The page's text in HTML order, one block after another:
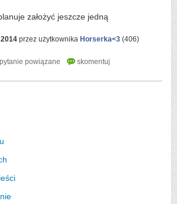
założyć jeszcze jedną
przez użytkownika Horserka<3 (406)